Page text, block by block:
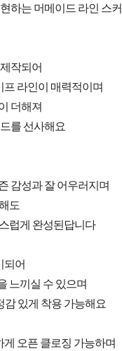
하는 머메이드 라인 스커
작되어
라인이 매력적이며
더해져
를 선사해요
감성과 잘 어우러지며
도
럽게 완성된답니다
되어
느끼실 수 있으며
감 있게 착용 가능해요
오픈 클로징 가능하며